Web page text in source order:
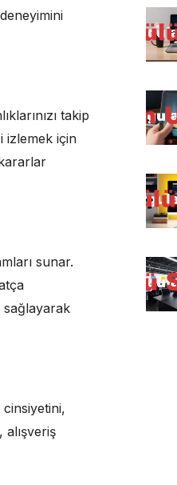
takip
izlemek için
sunar.
sağlayarak
cinsiyetini,